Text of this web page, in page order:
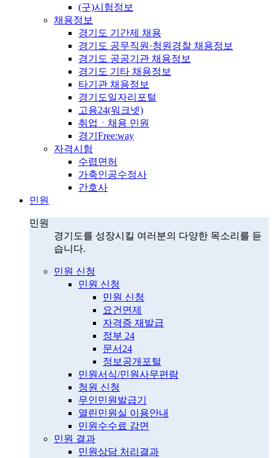
(구)시험정보
채용정보
경기도 기간제 채용
경기도 공무직원·청원경찰 채용정보
경기도 공공기관 채용정보
경기도 기타 채용정보
타기관 채용정보
경기도일자리포털
고용24(워크넷)
취업ㆍ채용 민원
경기Free:way
자격시험
수렵면허
가축인공수정사
간호사
민원
민원
경기도를 성장시킬 여러분의 다양한 목소리를 듣
습니다.
민원 신청
민원 신청
민원 신청
요건면제
자격증 재발급
정부 24
문서24
정보공개포털
민원서식/민원사무편람
청원 신청
무인민원발급기
열린민원실 이용안내
민원수수료 감면
민원 결과
민원상담 처리결과